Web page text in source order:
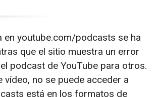
en youtube.com/podcasts se ha
que el sitio muestra un error
podcast de YouTube para otros.
no se puede acceder a
está en los formatos de